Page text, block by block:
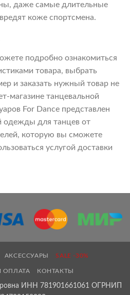
даже самые длительные
коже спортсмена.
подробно ознакомиться
товара, выбрать
и заказать нужный товар не
магазине танцевальной
For Dance представлен
одежды для танцев от
которую вы сможете
услугой доставки
АКСЕССУАРЫ SALE -30%
ОПЛАТА КОНТАКТЫ
ИНН 781901661061 ОГРНИП